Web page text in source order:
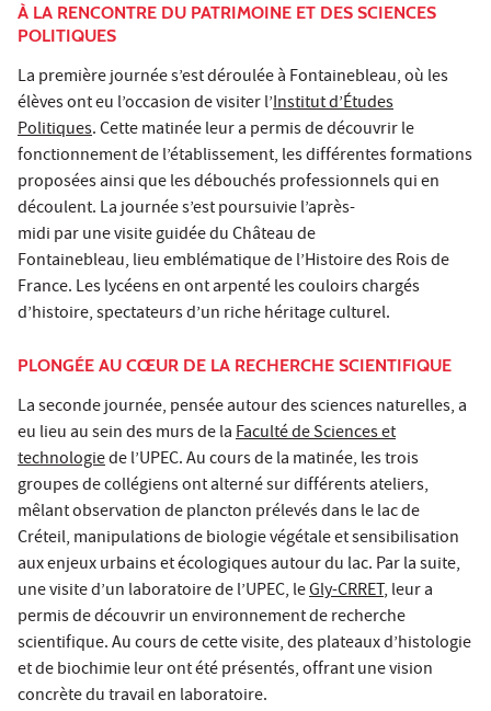
À LA RENCONTRE DU PATRIMOINE ET DES SCIENCES
POLITIQUES
La première journée s’est déroulée à Fontainebleau, où les
élèves ont eu l’occasion de visiter l’Institut d’Études
Politiques. Cette matinée leur a permis de découvrir le
fonctionnement de l’établissement, les différentes formations
proposées ainsi que les débouchés professionnels qui en
découlent. La journée s’est poursuivie l’après-
midi par une visite guidée du Château de
Fontainebleau, lieu emblématique de l’Histoire des Rois de
France. Les lycéens en ont arpenté les couloirs chargés
d’histoire, spectateurs d’un riche héritage culturel.
PLONGÉE AU CŒUR DE LA RECHERCHE SCIENTIFIQUE
La seconde journée, pensée autour des sciences naturelles, a
eu lieu au sein des murs de laFaculté de Sciences et
technologiede l’UPEC. Au cours de la matinée, les trois
groupes de collégiens ont alterné sur différents ateliers,
mêlant observation de plancton prélevés dans le lac de
Créteil, manipulations de biologie végétale et sensibilisation
aux enjeux urbains et écologiques autour du lac. Par la suite,
une visite d’un laboratoire de l’UPEC, leGly-CRRET, leur a
permis de découvrir un environnement de recherche
scientifique. Au cours de cette visite, des plateaux d’histologie
et de biochimie leur ont été présentés, offrant une vision
concrète du travail en laboratoire.